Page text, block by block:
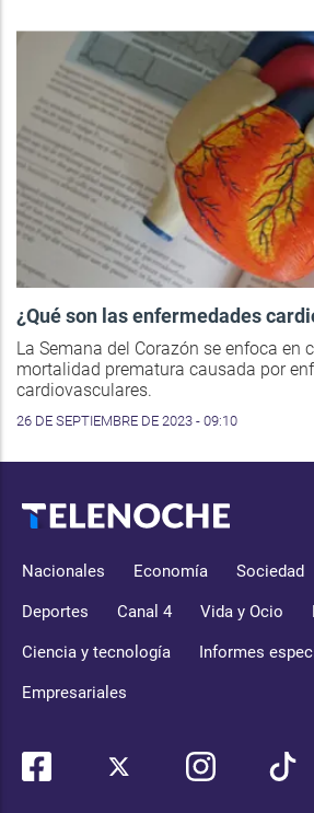
¿Qué son las enfermedades
La Semana del Corazón se enfoca en
mortalidad prematura causada por
cardiovasculares.
26 DE SEPTIEMBRE DE 2023 - 09:10
Nacionales Economía Sociedad
Deportes Canal 4 Vida y Ocio
Ciencia y tecnología Informes
Empresariales